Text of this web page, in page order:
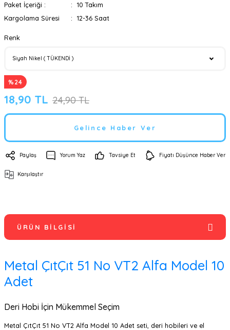
Paket İçeriği :
10 Takım
Kargolama Süresi
12-36 Saat
Renk
%24
18,90 TL 24,90 TL
Gelince Haber Ver
Paylaş Yorum Yaz Tavsiye Et Fiyatı Düşünce Haber Ver
Karşılaştır
ÜRÜN BILGISI
Metal ÇıtÇıt 51 No VT2 Alfa Model 10
Adet
Deri Hobi İçin Mükemmel Seçim
Metal ÇıtÇıt 51 No VT2 Alfa Model 10 Adet seti, deri hobileri ve el